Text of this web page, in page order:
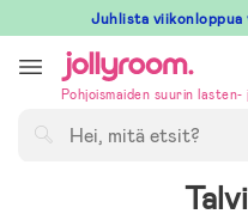
till
innehållet
Juhlista
Pohjoismaiden suurin